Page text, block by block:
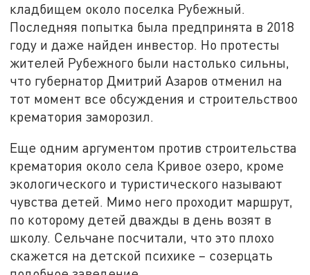
кладбищем около поселка Рубежный.
Последняя попытка была предпринята в 2018
году и даже найден инвестор. Но протесты
жителей Рубежного были настолько сильны,
что губернатор Дмитрий Азаров отменил на
тот момент все обсуждения и строительствоо
крематория заморозил.
Еще одним аргументом против строительства
крематория около села Кривое озеро, кроме
экологического и туристического называют
чувства детей. Мимо него проходит маршрут,
по которому детей дважды в день возят в
школу. Сельчане посчитали, что это плохо
скажется на детской психике – созерцать